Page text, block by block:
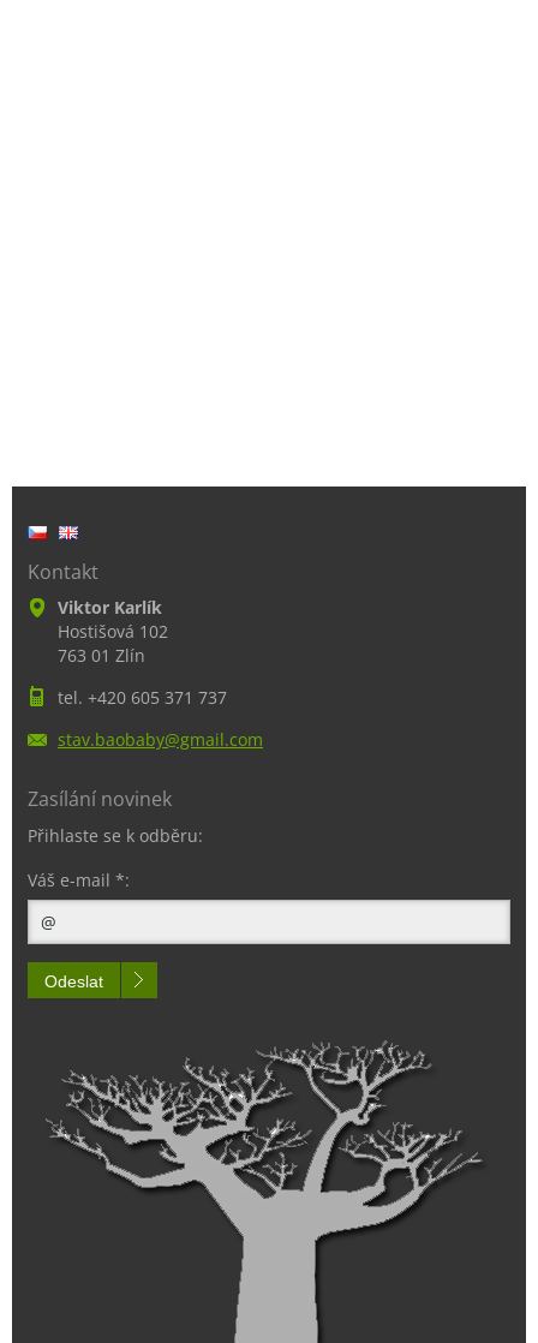
Kontakt
Viktor Karlík
Hostišová 102
763 01 Zlín
tel. +420 605 371 737
stav.baobaby@gmail.com
Zasílání novinek
Přihlaste se k odběru:
Váš e-mail *:
Odeslat